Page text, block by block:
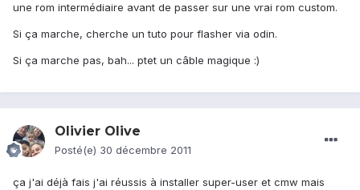
une rom intermédiaire avant de passer sur une vrai rom custom.
Si ça marche, cherche un tuto pour flasher via odin.
Si ça marche pas, bah... ptet un câble magique :)
Olivier Olive
Posté(e) 30 décembre 2011
ça j'ai déjà fais j'ai réussis à installer super-user et cmw mais